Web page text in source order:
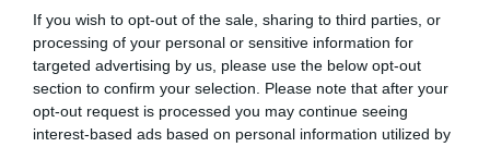
If you wish to opt-out of the sale, sharing to third parties, or
processing of your personal or sensitive information for
targeted advertising by us, please use the below opt-out
section to confirm your selection. Please note that after your
opt-out request is processed you may continue seeing
interest-based ads based on personal information utilized by
por Hispanidad
Artículos anteriores
DIARIO DE LA CORRUPCIÓN SANCHISTA